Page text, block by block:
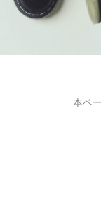
本ペ